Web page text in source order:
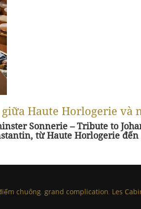
Haute Horlogerie và
Sonnerie – Tribute to
từ Haute Horlogerie
chuông, grand complication, Les